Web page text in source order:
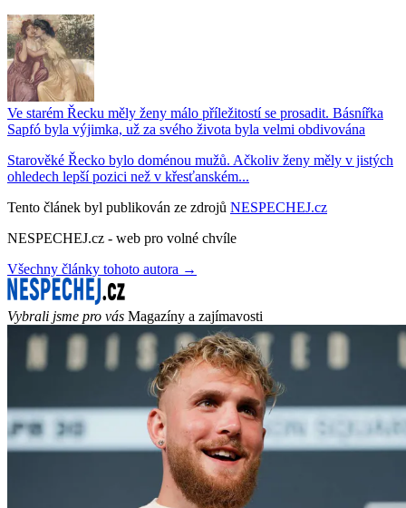
Ve starém Řecku měly ženy málo příležitostí se prosadit. Básnířka
Sapfó byla výjimka, už za svého života byla velmi obdivována
Starověké Řecko bylo doménou mužů. Ačkoliv ženy měly v jistých
ohledech lepší pozici než v křesťanském...
Tento článek byl publikován ze zdrojů NESPECHEJ.cz
NESPECHEJ.cz - web pro volné chvíle
Všechny články tohoto autora →
Vybrali jsme pro vás Magazíny a zajímavosti